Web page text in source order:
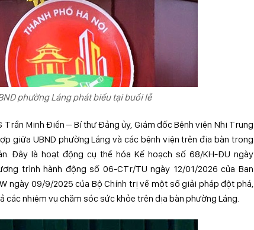
phường Láng phát biểu tại buổi lễ
Minh Điển – Bí thư Đảng ủy, Giám đốc Bệnh viện Nhi Trung
giữa UBND phường Láng và các bệnh viện trên địa bàn trong
Đây là hoạt động cụ thể hóa Kế hoạch số 68/KH-ĐU ngày
trình hành động số 06-CTr/TU ngày 12/01/2026 của Ban
ngày 09/9/2025 của Bộ Chính trị về một số giải pháp đột phá,
các nhiệm vụ chăm sóc sức khỏe trên địa bàn phường Láng.